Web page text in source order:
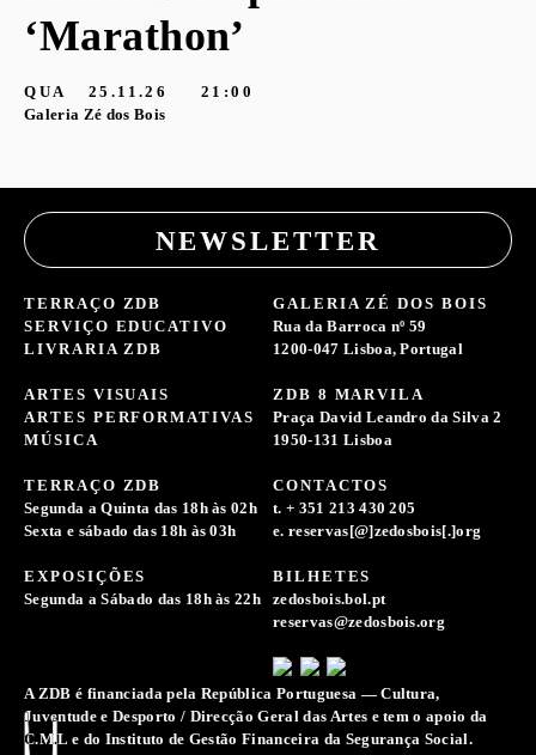
‘Marathon’
QUA 25.11.26
21:00
Galeria Zé dos Bois
NEWSLETTER
TERRAÇO ZDB
SERVIÇO EDUCATIVO
LIVRARIA ZDB
ARTES VISUAIS
ARTES PERFORMATIVAS
MÚSICA
GALERIA ZÉ DOS BOIS
Rua da Barroca nº 59
1200-047 Lisboa, Portugal
ZDB 8 MARVILA
Praça David Leandro da Silva 2
1950-131 Lisboa
TERRAÇO ZDB
Segunda a Quinta das 18h às 02h
Sexta e sábado das 18h às 03h
EXPOSIÇÕES
Segunda a Sábado das 18h às 22h
CONTACTOS
t. + 351 213 430 205
e. reservas[@]zedosbois[.]org
BILHETES
zedosbois.bol.pt
reservas@zedosbois.org
A ZDB é financiada pela República Portuguesa — Cultura,
Juventude e Desporto / Direcção Geral das Artes e tem o apoio da
C.M.L e do Instituto de Gestão Financeira da Segurança Social.